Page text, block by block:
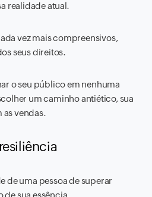
realidade atual.
vez mais compreensivos,
seus direitos.
o seu público em nenhuma
um caminho antiético, sua
vendas.
de uma pessoa de superar
sua essência.